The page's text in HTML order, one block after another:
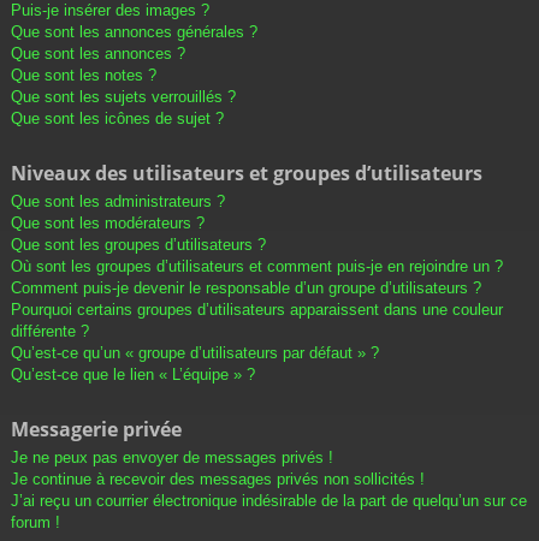
Puis-je insérer des images ?
Que sont les annonces générales ?
Que sont les annonces ?
Que sont les notes ?
Que sont les sujets verrouillés ?
Que sont les icônes de sujet ?
Niveaux des utilisateurs et groupes d’utilisateurs
Que sont les administrateurs ?
Que sont les modérateurs ?
Que sont les groupes d’utilisateurs ?
Où sont les groupes d’utilisateurs et comment puis-je en rejoindre un ?
Comment puis-je devenir le responsable d’un groupe d’utilisateurs ?
Pourquoi certains groupes d’utilisateurs apparaissent dans une couleur
différente ?
Qu’est-ce qu’un « groupe d’utilisateurs par défaut » ?
Qu’est-ce que le lien « L’équipe » ?
Messagerie privée
Je ne peux pas envoyer de messages privés !
Je continue à recevoir des messages privés non sollicités !
J’ai reçu un courrier électronique indésirable de la part de quelqu’un sur ce
forum !